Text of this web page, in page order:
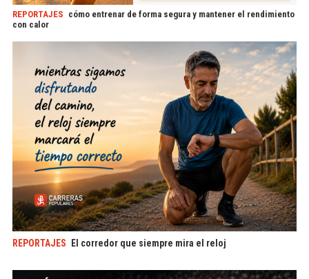
REPORTAJES cómo entrenar de forma segura y mantener el rendimiento
con calor
REPORTAJES El corredor que siempre mira el reloj